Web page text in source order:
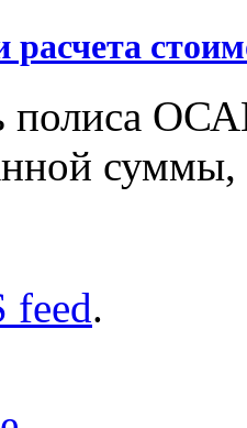
расчета
полиса
feed.